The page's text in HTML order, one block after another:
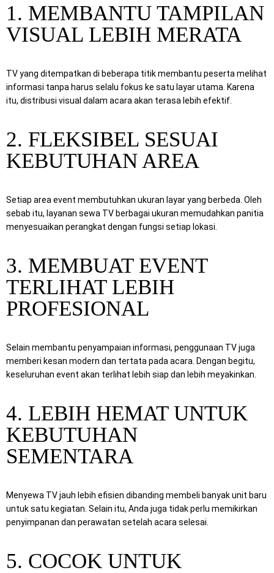
1. MEMBANTU TAMPILAN
VISUAL LEBIH MERATA
TV yang ditempatkan di beberapa titik membantu peserta melihat
informasi tanpa harus selalu fokus ke satu layar utama. Karena
itu, distribusi visual dalam acara akan terasa lebih efektif.
2. FLEKSIBEL SESUAI
KEBUTUHAN AREA
Setiap area event membutuhkan ukuran layar yang berbeda. Oleh
sebab itu, layanan sewa TV berbagai ukuran memudahkan panitia
menyesuaikan perangkat dengan fungsi setiap lokasi.
3. MEMBUAT EVENT
TERLIHAT LEBIH
PROFESIONAL
Selain membantu penyampaian informasi, penggunaan TV juga
memberi kesan modern dan tertata pada acara. Dengan begitu,
keseluruhan event akan terlihat lebih siap dan lebih meyakinkan.
4. LEBIH HEMAT UNTUK
KEBUTUHAN
SEMENTARA
Menyewa TV jauh lebih efisien dibanding membeli banyak unit baru
untuk satu kegiatan. Selain itu, Anda juga tidak perlu memikirkan
penyimpanan dan perawatan setelah acara selesai.
5. COCOK UNTUK